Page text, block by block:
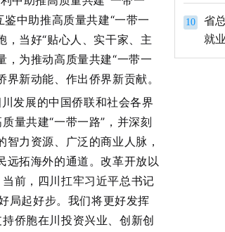
中助推高质量共建“一带一
，当好“贴心人、实干家、主
，为推动高质量共建“一带一
新动能、作出侨界新贡献。
发展的中国侨联和社会各界
量共建“一带一路”，并深刻
力资源、广泛的商业人脉，
远拓海外的通道。改革开放以
前，四川扛牢习近平总书记
局起好步。我们将更好发挥
侨胞在川投资兴业、创新创
10
省
就